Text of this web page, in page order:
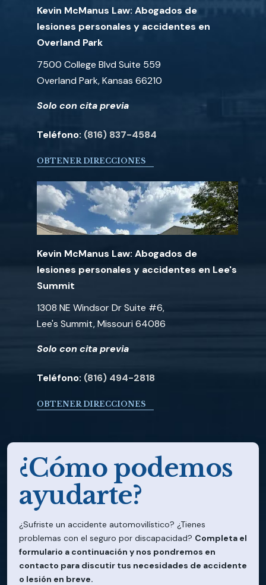
Kevin McManus Law: Abogados de
lesiones personales y accidentes en
Overland Park
7500 College Blvd Suite 559
Overland Park, Kansas 66210
Solo con cita previa
Teléfono: (816) 837-4584
OBTENER DIRECCIONES
Kevin McManus Law: Abogados de
lesiones personales y accidentes en Lee's
Summit
1308 NE Windsor Dr Suite #6,
Lee's Summit, Missouri 64086
Solo con cita previa
Teléfono: (816) 494-2818
OBTENER DIRECCIONES
¿Cómo podemos
ayudarte?
¿Sufriste un accidente automovilístico? ¿Tienes
problemas con el seguro por discapacidad? Completa el
formulario a continuación y nos pondremos en
contacto para discutir tus necesidades de accidente
o lesión en breve.